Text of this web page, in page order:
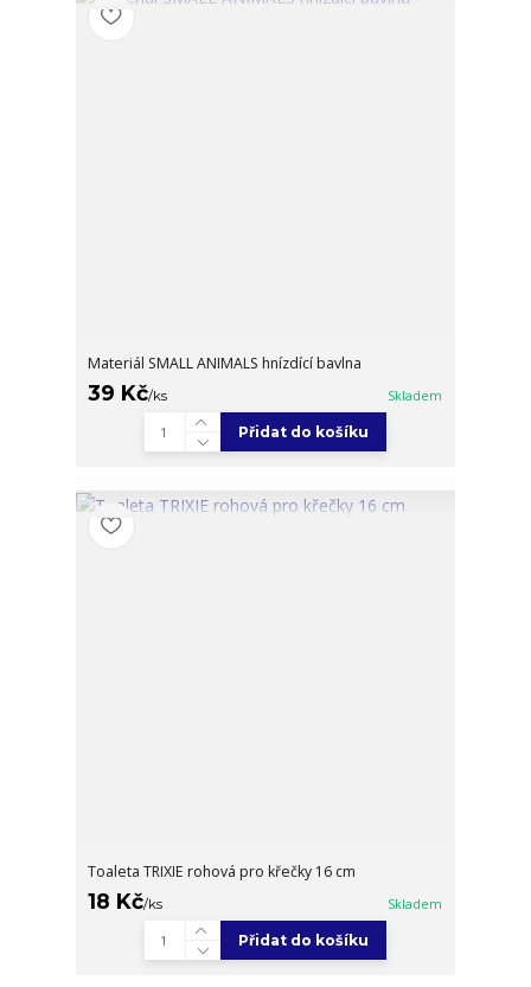
Materiál SMALL ANIMALS hnízdící bavlna
39 Kč/ks Skladem
Přidat do košíku
Toaleta TRIXIE rohová pro křečky 16 cm
18 Kč/ks Skladem
Přidat do košíku